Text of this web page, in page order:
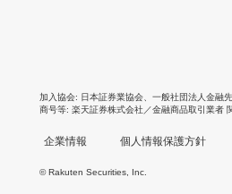
加入協会 日本証券業協会 一般社団法人金融
商号等 楽天証券株式会社／金融商品取引業者
企業情報 個人情報保護方針
© Rakuten Securities, Inc.